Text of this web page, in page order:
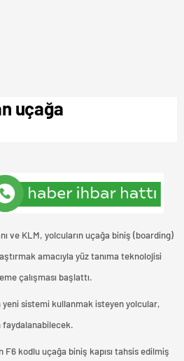
uçağa
ve KLM, yolcuların uçağa biniş (boarding)
amacıyla yüz tanıma teknolojisi
çalışması başlattı.
yeni sistemi kullanmak isteyen yolcular,
faydalanabilecek.
F6 kodlu uçağa biniş kapısı tahsis edilmiş